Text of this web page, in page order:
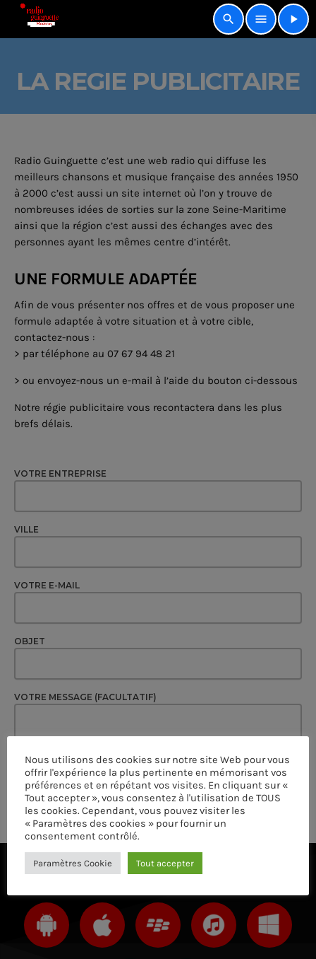
search menu play_arrow
LA REGIE PUBLICITAIRE
Radio Guinguette c’est une web radio qui diffuse les
meilleurs chansons et musique française des années 1950
à 2000 c’est aussi un site internet où l’on y trouve de
nombreuses idées de sorties sur la zone Seine-Maritime
ainsi que la région c’est aussi des échanges avec des
personnes ayant les mêmes centre d’intérêt.
UNE FORMULE ADAPTÉE
Afin de vous présenter nos offres et de vous proposer une
formule adaptée à votre situation et à votre cible,
contactez-nous :
> par téléphone au 07 67 94 48 21
> ou envoyez-nous un e-mail à l’aide du bouton ci-dessous
Notre régie publicitaire vous recontactera dans les plus
brefs délais.
VOTRE ENTREPRISE
VILLE
VOTRE E-MAIL
OBJET
VOTRE MESSAGE (FACULTATIF)
ÉCOUTEZ AVEC VOTRE APP ET SUR LE
Nous utilisons des cookies sur notre site Web pour vous
offrir l'expérience la plus pertinente en mémorisant vos
préférences et en répétant vos visites. En cliquant sur «
Tout accepter », vous consentez à l'utilisation de TOUS
les cookies. Cependant, vous pouvez visiter les
« Paramètres des cookies » pour fournir un
consentement contrôlé.
Paramètres Cookie Tout accepter